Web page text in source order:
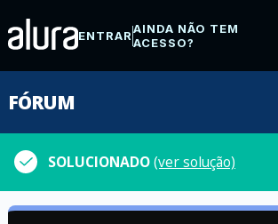
ENTRARAINDA NÃO TEM
ACESSO?
FÓRUM
SOLUCIONADO(ver solução)